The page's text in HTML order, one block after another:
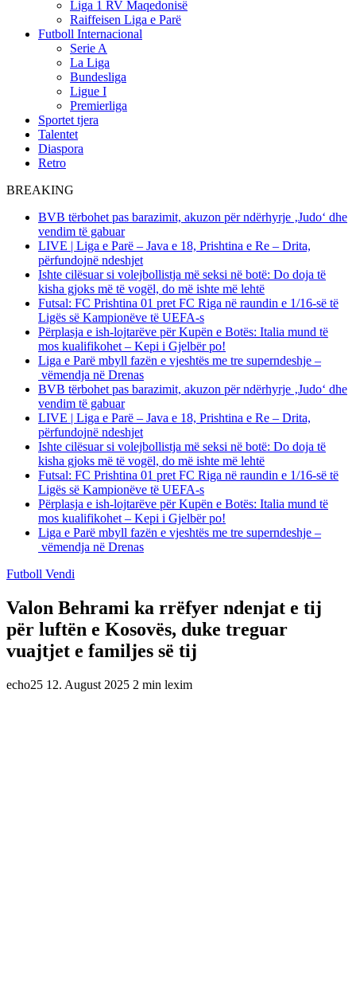
Liga 1 RV Maqedonisë
Raiffeisen Liga e Parë
Futboll Internacional
Serie A
La Liga
Bundesliga
Ligue I
Premierliga
Sportet tjera
Talentet
Diaspora
Retro
BREAKING
BVB tërbohet pas barazimit, akuzon për ndërhyrje ‚Judo‘ dhe
vendim të gabuar
LIVE | Liga e Parë – Java e 18, Prishtina e Re – Drita,
përfundojnë ndeshjet
Ishte cilësuar si volejbollistja më seksi në botë: Do doja të
kisha gjoks më të vogël, do më ishte më lehtë
Futsal: FC Prishtina 01 pret FC Riga në raundin e 1/16-së të
Ligës së Kampionëve të UEFA-s
Përplasja e ish-lojtarëve për Kupën e Botës: Italia mund të
mos kualifikohet – Kepi i Gjelbër po!
Liga e Parë mbyll fazën e vjeshtës me tre superndeshje –
vëmendja në Drenas
BVB tërbohet pas barazimit, akuzon për ndërhyrje ‚Judo‘ dhe
vendim të gabuar
LIVE | Liga e Parë – Java e 18, Prishtina e Re – Drita,
përfundojnë ndeshjet
Ishte cilësuar si volejbollistja më seksi në botë: Do doja të
kisha gjoks më të vogël, do më ishte më lehtë
Futsal: FC Prishtina 01 pret FC Riga në raundin e 1/16-së të
Ligës së Kampionëve të UEFA-s
Përplasja e ish-lojtarëve për Kupën e Botës: Italia mund të
mos kualifikohet – Kepi i Gjelbër po!
Liga e Parë mbyll fazën e vjeshtës me tre superndeshje –
vëmendja në Drenas
Futboll Vendi
Valon Behrami ka rrëfyer ndenjat e tij
për luftën e Kosovës, duke treguar
vuajtjet e familjes së tij
echo25 12. August 2025 2 min lexim